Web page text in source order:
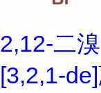
2,12-二
[3,2,1-